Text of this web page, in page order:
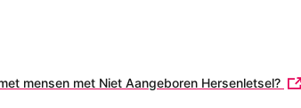
mensen met Niet Aangeboren Hersenletsel?